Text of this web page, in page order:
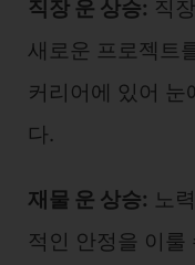
직장 운 상승: 직
새로운 프로젝트
커리어에 있어 눈
다.
재물 운 상승: 노
적인 안정을 이룰